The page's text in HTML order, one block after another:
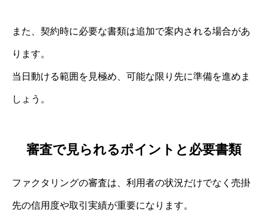
また、契約時に必要な書類は追加で案内される場合があ
ります。
当日動ける範囲を見極め、可能な限り先に準備を進めま
しょう。
審査で見られるポイントと必要書類
ファクタリングの審査は、利用者の状況だけでなく売掛
先の信用度や取引実績が重要になります。